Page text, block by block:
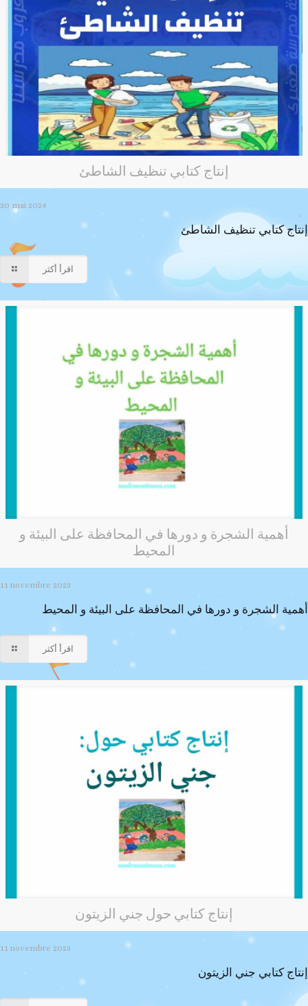
إنتاج كتابي تنظيف الشاطئ
20 mai 2024
إنتاج كتابي تنظيف الشاطئ
اقرأ أكثر
أهمية الشجرة و دورها في المحافظة على البيئة و
المحيط
11 novembre 2023
أهمية الشجرة و دورها في المحافظة على البيئة و المحيط
اقرأ أكثر
إنتاج كتابي حول جني الزيتون
11 novembre 2023
إنتاج كتابي جني الزيتون